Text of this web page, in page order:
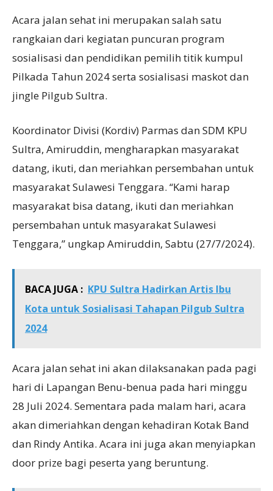
Acara jalan sehat ini merupakan salah satu
rangkaian dari kegiatan puncuran program
sosialisasi dan pendidikan pemilih titik kumpul
Pilkada Tahun 2024 serta sosialisasi maskot dan
jingle Pilgub Sultra.
Koordinator Divisi (Kordiv) Parmas dan SDM KPU
Sultra, Amiruddin, mengharapkan masyarakat
datang, ikuti, dan meriahkan persembahan untuk
masyarakat Sulawesi Tenggara. “Kami harap
masyarakat bisa datang, ikuti dan meriahkan
persembahan untuk masyarakat Sulawesi
Tenggara,” ungkap Amiruddin, Sabtu (27/7/2024).
BACA JUGA : KPU Sultra Hadirkan Artis Ibu
Kota untuk Sosialisasi Tahapan Pilgub Sultra
2024
Acara jalan sehat ini akan dilaksanakan pada pagi
hari di Lapangan Benu-benua pada hari minggu
28 Juli 2024. Sementara pada malam hari, acara
akan dimeriahkan dengan kehadiran Kotak Band
dan Rindy Antika. Acara ini juga akan menyiapkan
door prize bagi peserta yang beruntung.